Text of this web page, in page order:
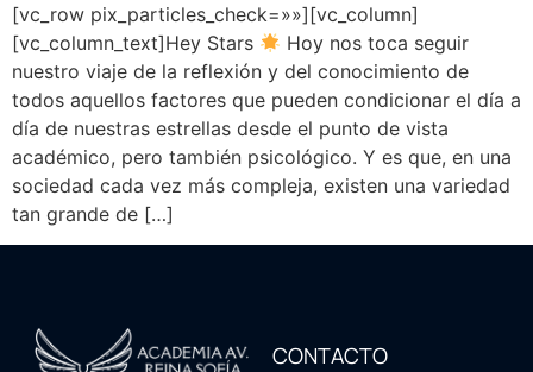
[vc_row pix_particles_check=»»][vc_column]
[vc_column_text]Hey Stars
Hoy nos toca seguir
nuestro viaje de la reflexión y del conocimiento de
todos aquellos factores que pueden condicionar el día a
día de nuestras estrellas desde el punto de vista
académico, pero también psicológico. Y es que, en una
sociedad cada vez más compleja, existen una variedad
tan grande de […]
CONTACTO